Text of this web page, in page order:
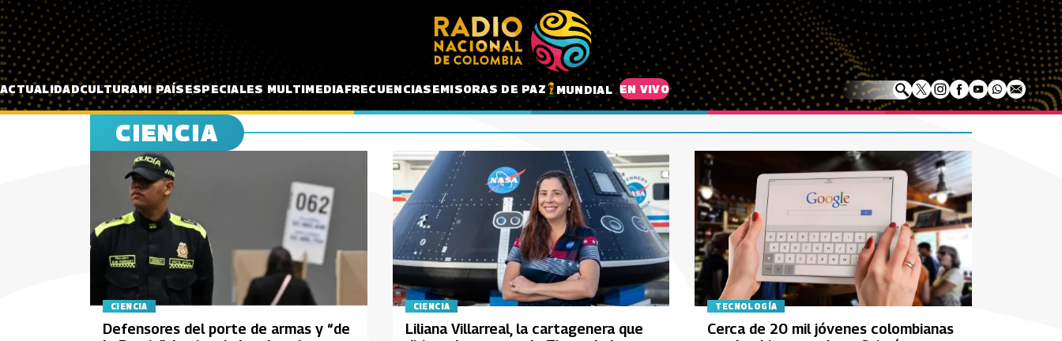
Pasar al contenido principal
ACTUALIDADCULTURAMI PAÍSESPECIALES MULTIMEDIAFRECUENCIASEMISORAS DE PAZ MUNDIAL EN VIVO
CIENCIA
CIENCIA
Defensores del porte de armas y “de
CIENCIA
Liliana Villarreal, la cartagenera que
TECNOLOGÍA
Cerca de 20 mil jóvenes colombianas